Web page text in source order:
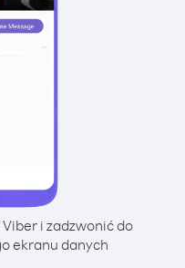
i zadzwonić do
ekranu danych